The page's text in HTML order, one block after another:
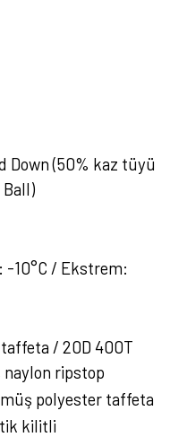
Down (50% kaz tüyü
10°C / Ekstrem:
/ 20D 400T
ripstop
polyester taffeta
kilitli